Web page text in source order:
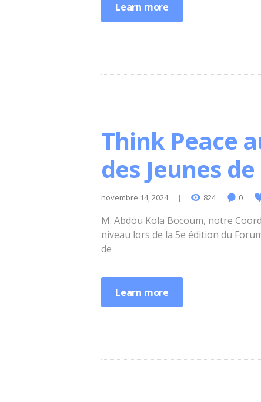
Learn more
Think Peace
des Jeunes
novembre 14, 2024 824 0
M. Abdou Kola Bocoum, notre
niveau lors de la 5e édition du
de
Learn more